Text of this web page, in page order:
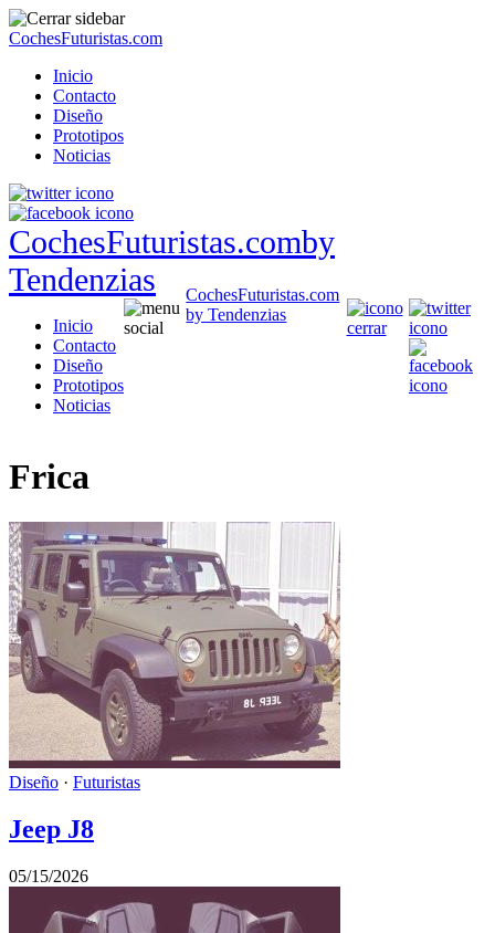
CochesFuturistas.com
Inicio
Contacto
Diseño
Prototipos
Noticias
CochesFuturistas.comby
Tendenzias
Inicio
Contacto
Diseño
Prototipos
Noticias
CochesFuturistas.com
by Tendenzias
Frica
Diseño · Futuristas
Jeep J8
05/15/2026